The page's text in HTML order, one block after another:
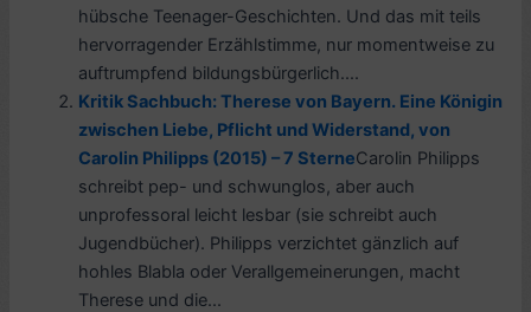
hübsche Teenager-Geschichten. Und das mit teils
hervorragender Erzählstimme, nur momentweise zu
auftrumpfend bildungsbürgerlich....
Kritik Sachbuch: Therese von Bayern. Eine Königin
zwischen Liebe, Pflicht und Widerstand, von
Carolin Philipps (2015) – 7 SterneCarolin Philipps
schreibt pep- und schwunglos, aber auch
unprofessoral leicht lesbar (sie schreibt auch
Jugendbücher). Philipps verzichtet gänzlich auf
hohles Blabla oder Verallgemeinerungen, macht
Therese und die...